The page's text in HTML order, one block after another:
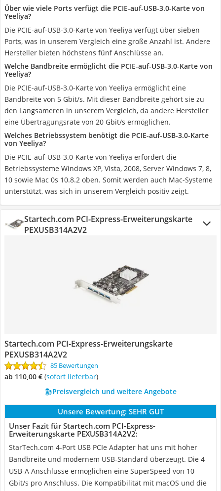
Über wie viele Ports verfügt die PCIE-auf-USB-3.0-Karte von
Yeeliya?
Die PCIE-auf-USB-3.0-Karte von Yeeliya verfügt über sieben
Ports, was in unserem Vergleich eine große Anzahl ist. Andere
Hersteller bieten höchstens fünf Anschlüsse an.
Welche Bandbreite ermöglicht die PCIE-auf-USB-3.0-Karte von
Yeeliya?
Die PCIE-auf-USB-3.0-Karte von Yeeliya ermöglicht eine
Bandbreite von 5 Gbit/s. Mit dieser Bandbreite gehört sie zu
den Langsameren in unserem Vergleich, da andere Hersteller
eine Übertragungsrate von 20 Gbit/s ermöglichen.
Welches Betriebssystem benötigt die PCIE-auf-USB-3.0-Karte
von Yeeliya?
Die PCIE-auf-USB-3.0-Karte von Yeeliya erfordert die
Betriebssysteme Windows XP, Vista, 2008, Server Windows 7, 8,
10 sowie Mac 0s 10.8.2 oben. Somit werden auch Mac-Systeme
unterstützt, was sich in unserem Vergleich positiv zeigt.
Startech.com PCI-Express-Erweiterungskarte
PEXUSB314A2V2
Startech.com PCI-Express-Erweiterungskarte
PEXUSB314A2V2
85 Bewertungen
ab 110,00 € ( Sofort lieferbar)
Preisvergleich und weitere Angebote
Unsere Bewertung: SEHR GUT
Unser Fazit für Startech.com PCI-Express-
Erweiterungskarte PEXUSB314A2V2:
StarTech.com 4-Port USB PCIe Adapter hat uns mit hoher
Bandbreite und modernem USB-Standard überzeugt. Die 4
USB-A Anschlüsse ermöglichen eine SuperSpeed von 10
Gbit/s pro Anschluss. Die Kompatibilität mit macOS und die